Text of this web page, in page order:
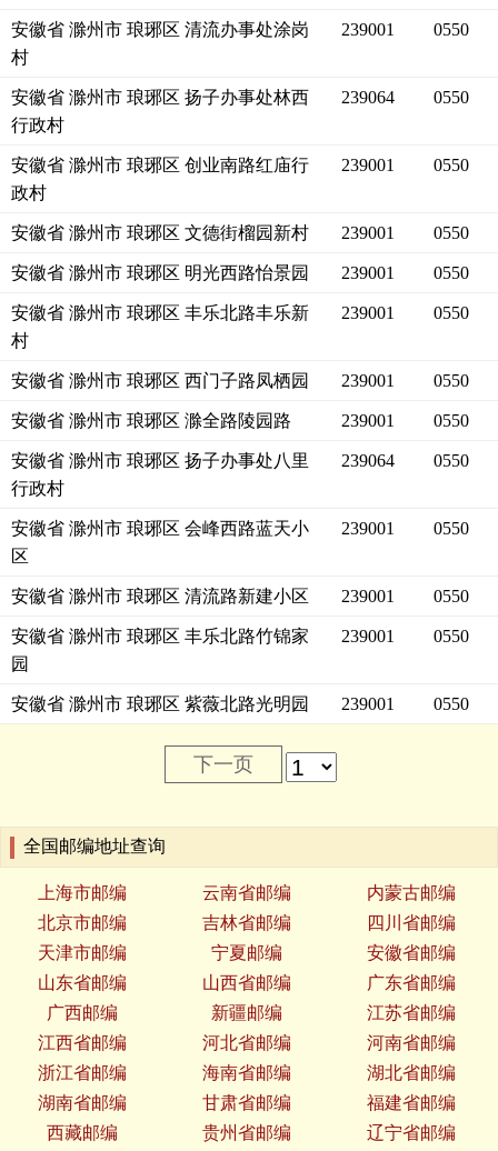
安徽省 滁州市 琅琊区 清流办事处涂岗
村
239001 0550
安徽省 滁州市 琅琊区 扬子办事处林西
行政村
239064 0550
安徽省 滁州市 琅琊区 创业南路红庙行
政村
239001 0550
安徽省 滁州市 琅琊区 文德街榴园新村 239001 0550
安徽省 滁州市 琅琊区 明光西路怡景园 239001 0550
安徽省 滁州市 琅琊区 丰乐北路丰乐新
村
239001 0550
安徽省 滁州市 琅琊区 西门子路凤栖园 239001 0550
安徽省 滁州市 琅琊区 滁全路陵园路 239001 0550
安徽省 滁州市 琅琊区 扬子办事处八里
行政村
239064 0550
安徽省 滁州市 琅琊区 会峰西路蓝天小
区
239001 0550
安徽省 滁州市 琅琊区 清流路新建小区 239001 0550
安徽省 滁州市 琅琊区 丰乐北路竹锦家
园
239001 0550
安徽省 滁州市 琅琊区 紫薇北路光明园 239001 0550
下一页
全国邮编地址查询
上海市邮编 云南省邮编
内蒙古邮编
北京市邮编
吉林省邮编
四川省邮编
天津市邮编
宁夏邮编
安徽省邮编
山东省邮编
山西省邮编
广东省邮编
广西邮编
新疆邮编
江苏省邮编
江西省邮编
河北省邮编
河南省邮编
浙江省邮编
海南省邮编
湖北省邮编
湖南省邮编
甘肃省邮编
福建省邮编
西藏邮编
贵州省邮编
辽宁省邮编